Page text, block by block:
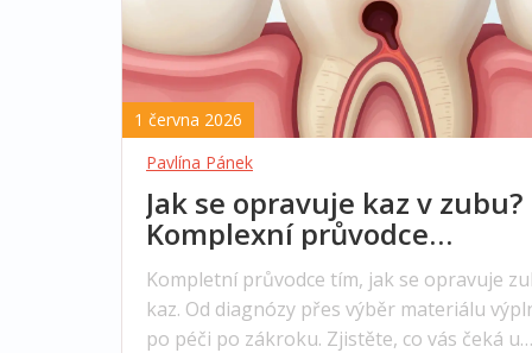
1 června 2026
Pavlína Pánek
Jak se opravuje kaz v zubu?
Komplexní průvodce
metodami, cenami a péčí po
ošetření
Kompletní průvodce tím, jak se opravuje
kaz. Od diagnózy přes výběr materiálu
po péči po zákroku. Zjistěte, co vás čeká u